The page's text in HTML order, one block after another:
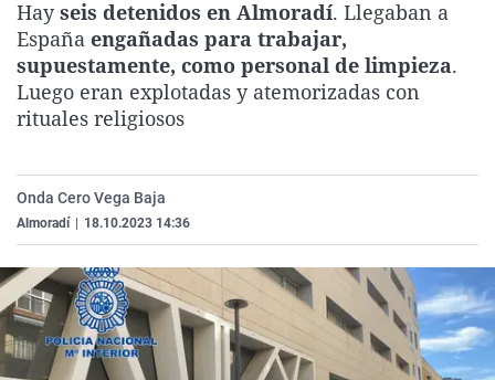
La rosa de los vientos
Gente viajera
Como el perro y el
Caso
Retornados
Equipo de
Extremadura
Galicia
La Rioja
País Vasco
Virales
Televisión
Elecciones
Hayseis detenidos en Almoradí. Llegaban a
España engañadas para trabajar,
supuestamente, como personal de limpieza.
Luego eran explotadas y atemorizadas con
rituales religiosos
Onda Cero Vega Baja
Almoradí 18.10.2023 14:36